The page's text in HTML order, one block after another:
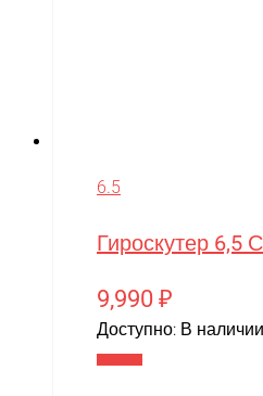
6.5
Гироскутер 6,5
9,990 ₽
Доступно: В наличии